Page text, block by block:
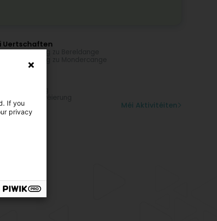
Uertschaften
zu Bereldange
zu Mondercange
Méi Aktivitéiten
If you
privacy